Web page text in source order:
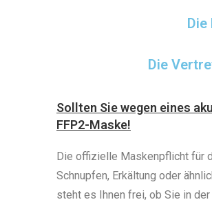
Die
Sollten Sie wegen eines
FFP2-Maske!
Die offizielle Maskenpflicht für
Schnupfen, Erkältung oder
steht es Ihnen frei, ob Sie in